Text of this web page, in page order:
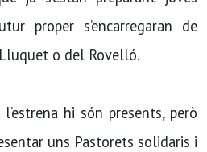
proper s’encarregaran de
o del Rovelló.
hi són presents, però
uns Pastorets solidaris i